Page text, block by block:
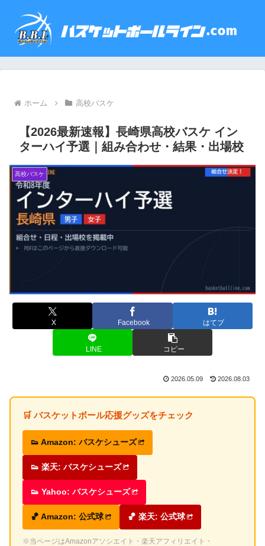
ホーム 高校バスケ
【2026最新速報】長崎県高校バスケ イン
ターハイ予選｜組み合わせ・結果・出場校
高校バスケ
X Facebook はてブ
LINE コピー
2026.05.09 2026.08.03
🛒 バスケットボール応援グッズをチェック
👟 Amazon: バスケシューズ
👟 楽天: バスケシューズ
👟 Yahoo: バスケシューズ
🏀 Amazon: 公式球 🏀 楽天: 公式球
※当ページはAmazonアソシエイト・楽天アフィリエイト・